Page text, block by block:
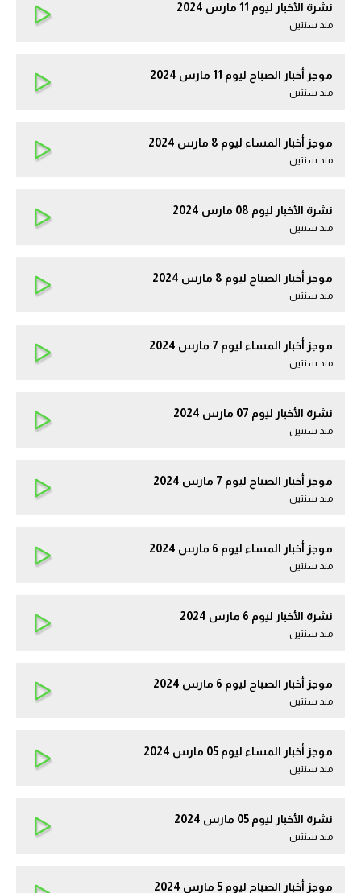
نشرة الأخبار ليوم 11 مارس 2024
مند سنتين
موجز أخبار الصباح ليوم 11 مارس 2024
مند سنتين
موجز أخبار المساء ليوم 8 مارس 2024
مند سنتين
نشرة الأخبار ليوم 08 مارس 2024
مند سنتين
موجز أخبار الصباح ليوم 8 مارس 2024
مند سنتين
موجز أخبار المساء ليوم 7 مارس 2024
مند سنتين
نشرة الأخبار ليوم 07 مارس 2024
مند سنتين
موجز أخبار الصباح ليوم 7 مارس 2024
مند سنتين
موجز أخبار المساء ليوم 6 مارس 2024
مند سنتين
نشرة الأخبار ليوم 6 مارس 2024
مند سنتين
موجز أخبار الصباح ليوم 6 مارس 2024
مند سنتين
موجز أخبار المساء ليوم 05 مارس 2024
مند سنتين
نشرة الأخبار ليوم 05 مارس 2024
مند سنتين
موجز أخبار الصباح ليوم 5 مارس 2024